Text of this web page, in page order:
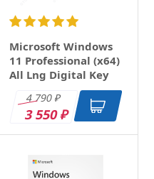
Microsoft Windows
11 Professional (x64)
All Lng Digital Key
4 790₽
3 550₽